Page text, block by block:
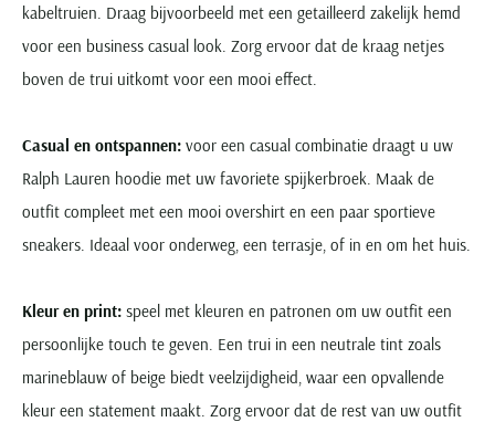
kabeltruien. Draag bijvoorbeeld met een getailleerd zakelijk hemd
voor een business casual look. Zorg ervoor dat de kraag netjes
boven de trui uitkomt voor een mooi effect.
Casual en ontspannen: voor een casual combinatie draagt u uw
Ralph Lauren hoodie met uw favoriete spijkerbroek. Maak de
outfit compleet met een mooi overshirt en een paar sportieve
sneakers. Ideaal voor onderweg, een terrasje, of in en om het huis.
Kleur en print: speel met kleuren en patronen om uw outfit een
persoonlijke touch te geven. Een trui in een neutrale tint zoals
marineblauw of beige biedt veelzijdigheid, waar een opvallende
kleur een statement maakt. Zorg ervoor dat de rest van uw outfit